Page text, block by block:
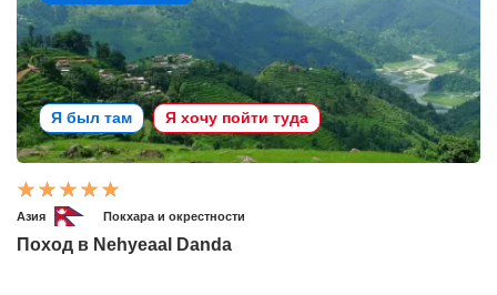
Я был там Я хочу пойти туда
Азия Покхара и окрестности
Поход в Nehyeaal Danda